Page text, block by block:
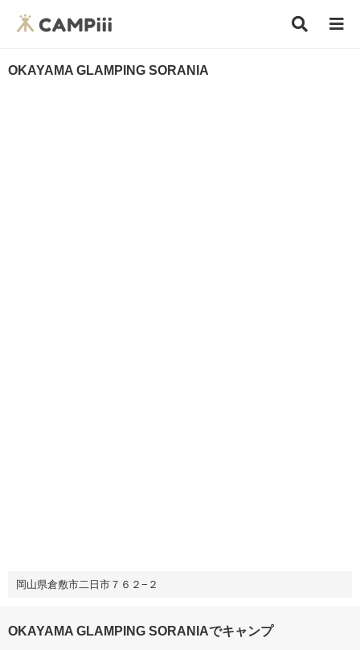
OKAYAMA GLAMPING SORANIA
岡山県倉敷市二日市７６２−２
OKAYAMA GLAMPING SORANIAでキャンプ